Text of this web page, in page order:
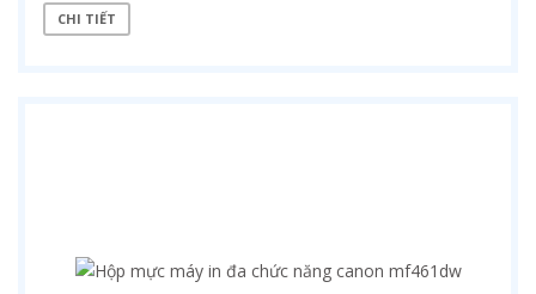
CHI TIẾT